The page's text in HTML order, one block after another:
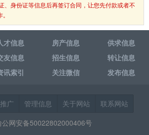
、身份证等信息后再签订合同，让您先付款或者不
才信息 房产信息
供求信息
友信息 招生信息
转让信息
讯索引 关注微信 发布信息
广 管理信息 关于网站
联系网站
公网安备50022802000406号